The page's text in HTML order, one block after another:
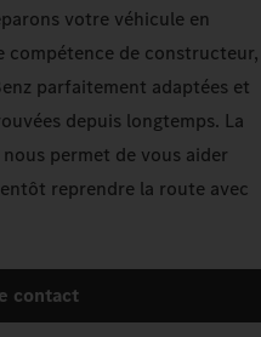
votre véhicule en
compétence de constructeur,
parfaitement adaptées et
depuis longtemps. La
permet de vous aider
reprendre la route avec
contact